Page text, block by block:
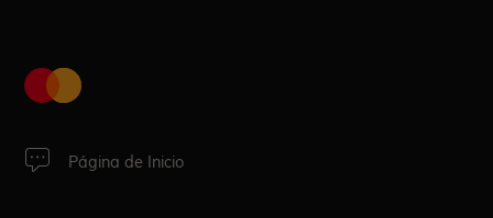
Página de Inicio